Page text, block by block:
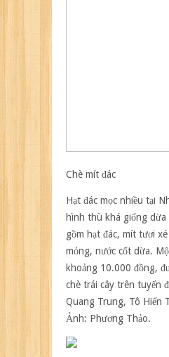
Chè mít đác
Hạt đác mọc nhiều tại
hình thù khá giống dừa
gồm hạt đác, mít tươi
mỏng, nước cốt dừa.
khoảng 10.000 đồng,
chè trái cây trên tuyến
Quang Trung, Tô Hiến
Ảnh: Phương Thảo.